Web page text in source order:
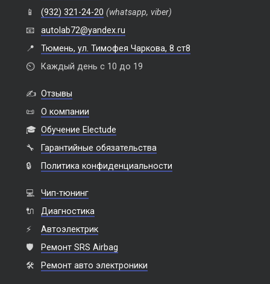
📱
(932) 321-24-20 (whatsapp, viber)
📧
autolab72@yandex.ru
📍
Тюмень, ул. Тимофея Чаркова, 8 ст8
⏲️
Каждый день с 10 до 19
✍️ Отзывы
📜
О компании
🎓 Обучение Electude
🔧
Гарантийные обязательства
🔒
Политика конфиденциальности
💻
Чип-тюнинг
🔌
Диагностика
⚡
Автоэлектрик
🛡️
Ремонт SRS Airbag
🛠️
Ремонт авто электроники